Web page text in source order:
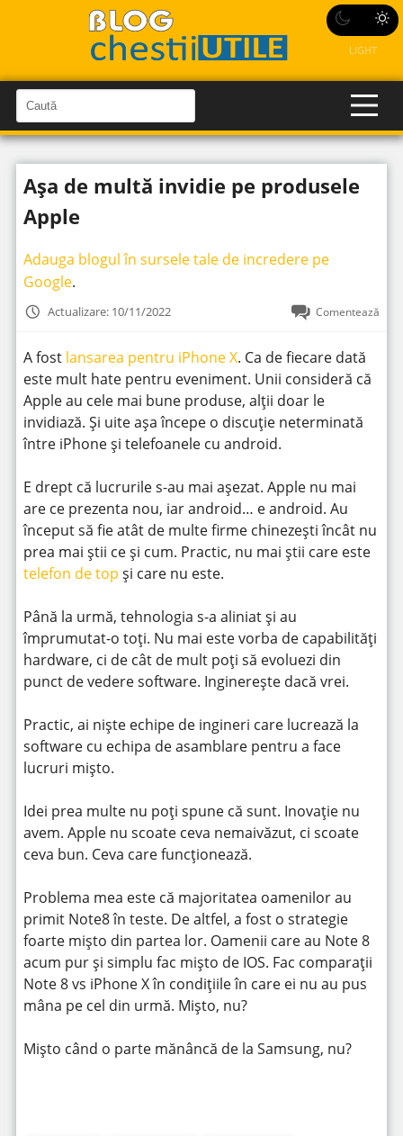
LIGHT
a
u
t
C
a
u
î
n
i
t
Așa de multă invidie pe produsele
Apple
Adauga blogul în sursele tale de incredere pe
Google.
Actualizare: 10/11/2022 Comentează
A fost lansarea pentru iPhone X. Ca de fiecare dată
este mult hate pentru eveniment. Unii consideră că
Apple au cele mai bune produse, alții doar le
invidiază. Și uite așa începe o discuție neterminată
între iPhone și telefoanele cu android.
E drept că lucrurile s-au mai așezat. Apple nu mai
are ce prezenta nou, iar android… e android. Au
început să fie atât de multe firme chinezești încât nu
prea mai știi ce și cum. Practic, nu mai știi care este
telefon de top și care nu este.
Până la urmă, tehnologia s-a aliniat și au
împrumutat-o toți. Nu mai este vorba de capabilități
hardware, ci de cât de mult poți să evoluezi din
punct de vedere software. Inginerește dacă vrei.
Practic, ai niște echipe de ingineri care lucrează la
software cu echipa de asamblare pentru a face
lucruri mișto.
Idei prea multe nu poți spune că sunt. Inovație nu
avem. Apple nu scoate ceva nemaivăzut, ci scoate
ceva bun. Ceva care funcționează.
Problema mea este că majoritatea oamenilor au
primit Note8 în teste. De altfel, a fost o strategie
foarte mișto din partea lor. Oamenii care au Note 8
acum pur și simplu fac mișto de IOS. Fac comparații
Note 8 vs iPhone X în condițiile în care ei nu au pus
mâna pe cel din urmă. Mișto, nu?
Mișto când o parte mănâncă de la Samsung, nu?